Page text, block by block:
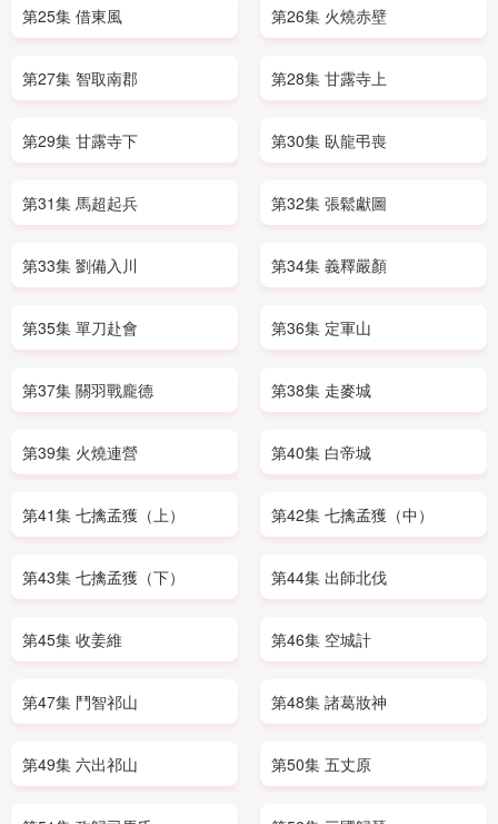
第25集 借東風 第26集 火燒赤壁
第27集 智取南郡 第28集 甘露寺上
第29集 甘露寺下 第30集 臥龍弔喪
第31集 馬超起兵 第32集 張鬆獻圖
第33集 劉備入川 第34集 義釋嚴顏
第35集 單刀赴會 第36集 定軍山
第37集 關羽戰龐德 第38集 走麥城
第39集 火燒連營 第40集 白帝城
第41集 七擒孟獲（上） 第42集 七擒孟獲（中）
第43集 七擒孟獲（下） 第44集 出師北伐
第45集 收姜維 第46集 空城計
第47集 鬥智祁山 第48集 諸葛妝神
第49集 六出祁山 第50集 五丈原